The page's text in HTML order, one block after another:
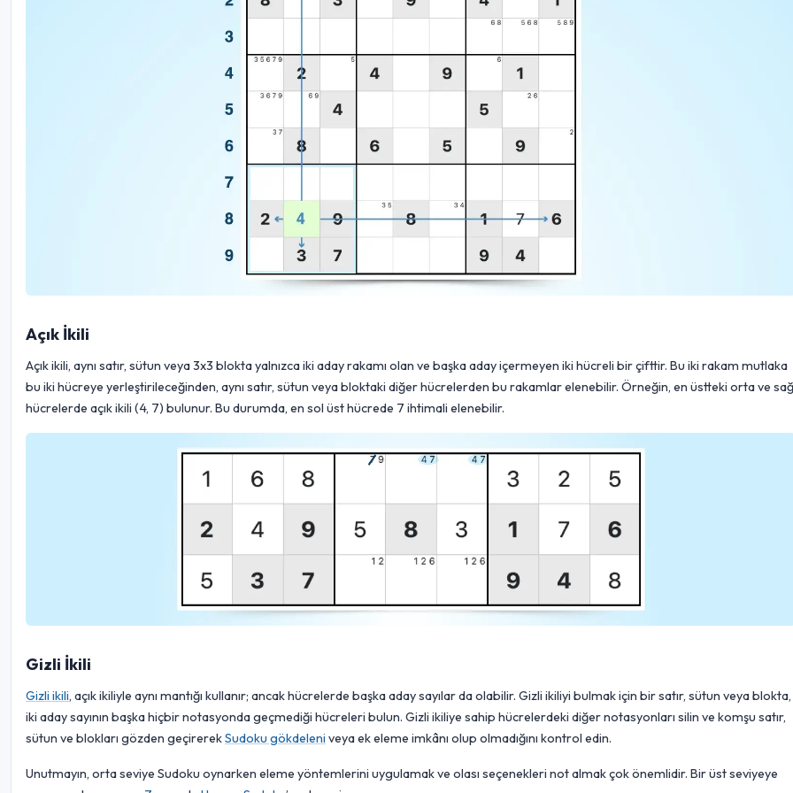
Açık İkili
Açık ikili, aynı satır, sütun veya 3x3 blokta yalnızca iki aday rakamı olan ve başka aday içermeyen iki hücreli bir çifttir. Bu iki rakam mutlaka
bu iki hücreye yerleştirileceğinden, aynı satır, sütun veya bloktaki diğer hücrelerden bu rakamlar elenebilir. Örneğin, en üstteki orta ve sağ
hücrelerde açık ikili (4, 7) bulunur. Bu durumda, en sol üst hücrede 7 ihtimali elenebilir.
Gizli İkili
Gizli ikili, açık ikiliyle aynı mantığı kullanır; ancak hücrelerde başka aday sayılar da olabilir. Gizli ikiliyi bulmak için bir satır, sütun veya blokta,
iki aday sayının başka hiçbir notasyonda geçmediği hücreleri bulun. Gizli ikiliye sahip hücrelerdeki diğer notasyonları silin ve komşu satır,
sütun ve blokları gözden geçirerekSudoku gökdeleni veya ek eleme imkânı olup olmadığını kontrol edin.
Unutmayın, orta seviye Sudoku oynarken eleme yöntemlerini uygulamak ve olası seçenekleri not almak çok önemlidir. Bir üst seviyeye